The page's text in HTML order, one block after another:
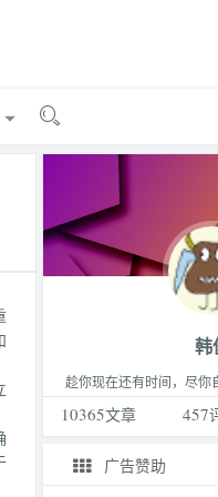

韩
10365文章 457
广告赞助